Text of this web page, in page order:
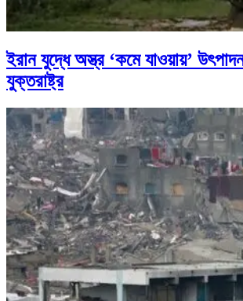
ইরান যুদ্ধে অস্ত্র ‘কমে যাওয়ায়’
যুক্তরাষ্ট্র